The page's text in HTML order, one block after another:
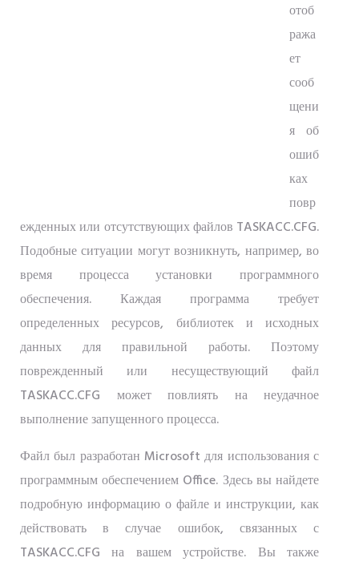
отоб
ража
ет
сооб
щени
я об
ошиб
ках
повр
ежденных или отсутствующих файлов TASKACC.CFG.
Подобные ситуации могут возникнуть, например, во
время процесса установки программного
обеспечения. Каждая программа требует
определенных ресурсов, библиотек и исходных
данных для правильной работы. Поэтому
поврежденный или несуществующий файл
TASKACC.CFG может повлиять на неудачное
выполнение запущенного процесса.
Файл был разработан Microsoft для использования с
программным обеспечением Office. Здесь вы найдете
подробную информацию о файле и инструкции, как
действовать в случае ошибок, связанных с
TASKACC.CFG на вашем устройстве. Вы также